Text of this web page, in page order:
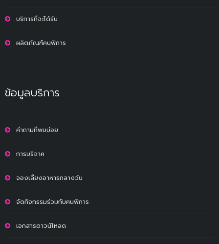
บริการที่จะได้รับ
ผลิตภัณฑ์คนพิการ
ข้อมูลบริการ
คำถามที่พบบ่อย
การบริจาค
จองเลี้ยงอาหารกลางวัน
จัดกิจกรรมร่วมกับคนพิการ
เอกสารดาวน์โหลด